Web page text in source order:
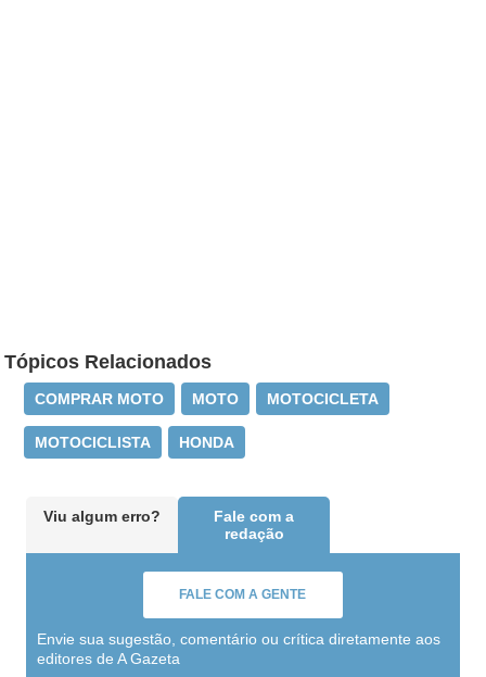
Tópicos Relacionados
COMPRAR MOTO MOTO MOTOCICLETA
MOTOCICLISTA HONDA
Viu algum erro?
Fale com a
redação
FALE COM A GENTE
Envie sua sugestão, comentário ou crítica diretamente aos
editores de A Gazeta